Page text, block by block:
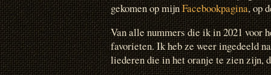
gekomen op mijnFacebookpagina, op
Van alle nummers die ik in 2021 voor
favorieten. Ik heb ze weer ingedeeld
liederen die in het oranje te zien zijn,